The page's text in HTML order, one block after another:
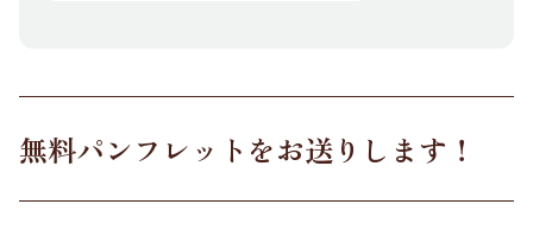
無料パンフレットをお送りします！